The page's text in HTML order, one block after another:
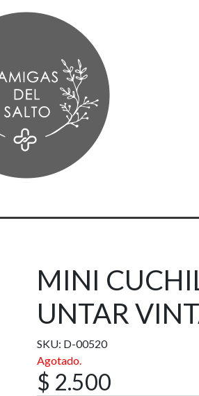
MINI
UNTAR
SKU: D-00520
Agotado.
$ 2.500